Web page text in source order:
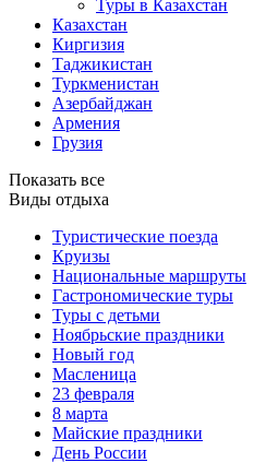
Туры в Казахстан
Казахстан
Киргизия
Таджикистан
Туркменистан
Азербайджан
Армения
Грузия
Показать все
Виды отдыха
Туристические поезда
Круизы
Национальные маршруты
Гастрономические туры
Туры с детьми
Ноябрьские праздники
Новый год
Масленица
23 февраля
8 марта
Майские праздники
День России